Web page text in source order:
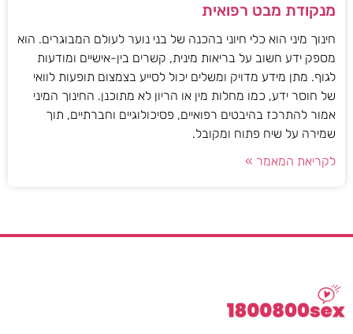
מנקודת מבט רפואית
חינוך מיני הוא כלי חיוני בהכנה של בני נוער לעולם המבוגרים. הוא
מספק ידע חשוב על בריאות מינית, קשרים בין-אישיים ומודעות
לגוף. מתן מידע מדויק ומשלים יכול לסייע בצמצום תופעות לוואי
של חוסר ידע, כמו מחלות מין או הריון לא מתוכנן. החינוך המיני
אמור להתרכז בהיבטים רפואיים, פסיכולוגיים וחברתיים, תוך
שמירה על שיח פתוח ומקובל.
לקריאת המאמר »